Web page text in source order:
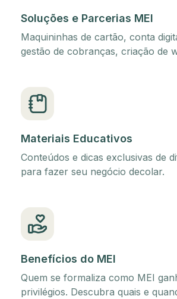
Soluções e Parcerias MEI
Maquininhas de cartão, conta
gestão de cobranças, criação de
Materiais Educativos
Conteúdos e dicas exclusivas de
para fazer seu negócio decolar.
Benefícios do MEI
Quem se formaliza como MEI
privilégios. Descubra quais e